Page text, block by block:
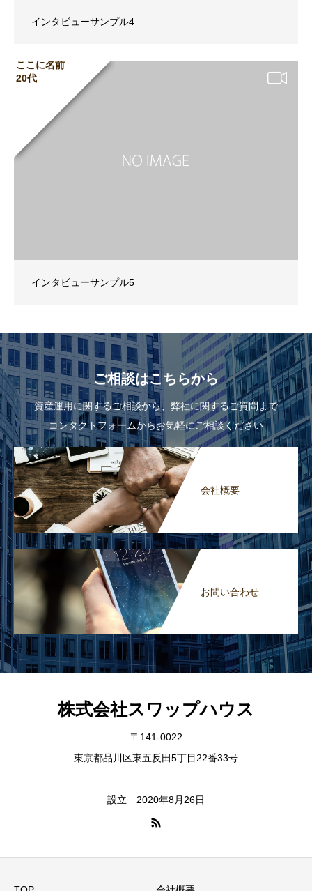
インタビューサンプル4
ここに名前
20代
インタビューサンプル5
ご相談はこちらから
資産運用に関するご相談から、弊社に関するご質問まで
コンタクトフォームからお気軽にご相談ください
会社概要
お問い合わせ
株式会社スワップハウス
〒141-0022
東京都品川区東五反田5丁目22番33号
設立 2020年8月26日